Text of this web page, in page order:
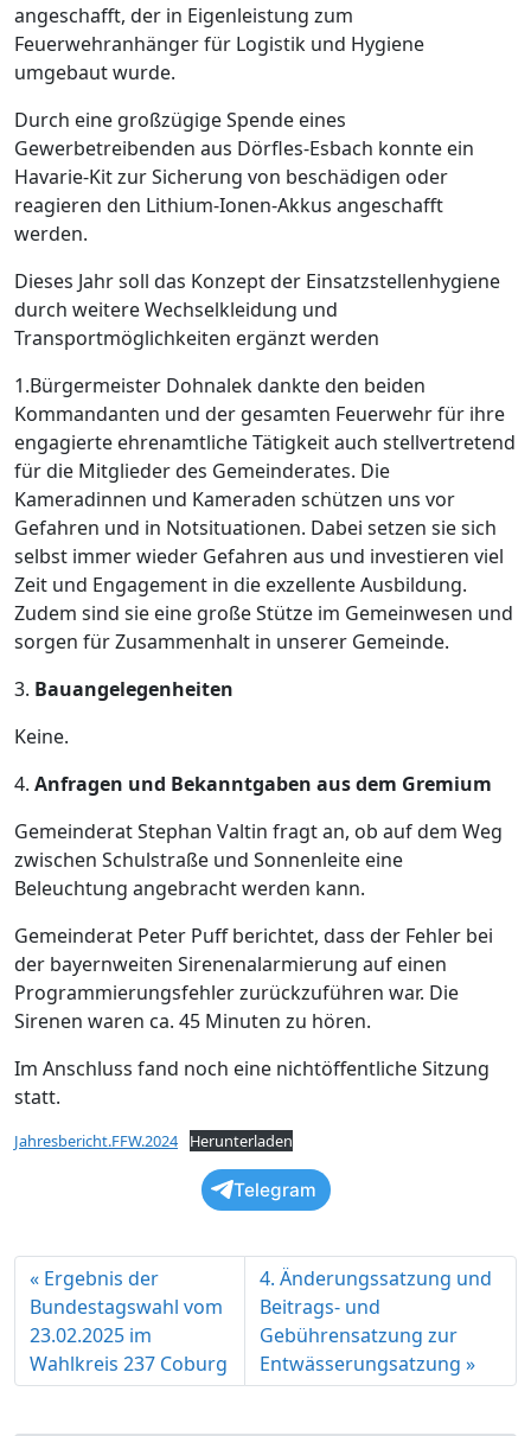
angeschafft, der in Eigenleistung zum
Feuerwehranhänger für Logistik und Hygiene
umgebaut wurde.
Durch eine großzügige Spende eines
Gewerbetreibenden aus Dörfles-Esbach konnte ein
Havarie-Kit zur Sicherung von beschädigen oder
reagieren den Lithium-Ionen-Akkus angeschafft
werden.
Dieses Jahr soll das Konzept der Einsatzstellenhygiene
durch weitere Wechselkleidung und
Transportmöglichkeiten ergänzt werden
1.Bürgermeister Dohnalek dankte den beiden
Kommandanten und der gesamten Feuerwehr für ihre
engagierte ehrenamtliche Tätigkeit auch stellvertretend
für die Mitglieder des Gemeinderates. Die
Kameradinnen und Kameraden schützen uns vor
Gefahren und in Notsituationen. Dabei setzen sie sich
selbst immer wieder Gefahren aus und investieren viel
Zeit und Engagement in die exzellente Ausbildung.
Zudem sind sie eine große Stütze im Gemeinwesen und
sorgen für Zusammenhalt in unserer Gemeinde.
3. Bauangelegenheiten
Keine.
4. Anfragen und Bekanntgaben aus dem Gremium
Gemeinderat Stephan Valtin fragt an, ob auf dem Weg
zwischen Schulstraße und Sonnenleite eine
Beleuchtung angebracht werden kann.
Gemeinderat Peter Puff berichtet, dass der Fehler bei
der bayernweiten Sirenenalarmierung auf einen
Programmierungsfehler zurückzuführen war. Die
Sirenen waren ca. 45 Minuten zu hören.
Im Anschluss fand noch eine nichtöffentliche Sitzung
statt.
Jahresbericht.FFW.2024 Herunterladen
Telegram
Ergebnis der
Bundestagswahl vom
23.02.2025 im
Wahlkreis 237 Coburg
4. Änderungssatzung und
Beitrags- und
Gebührensatzung zur
Entwässerungsatzung